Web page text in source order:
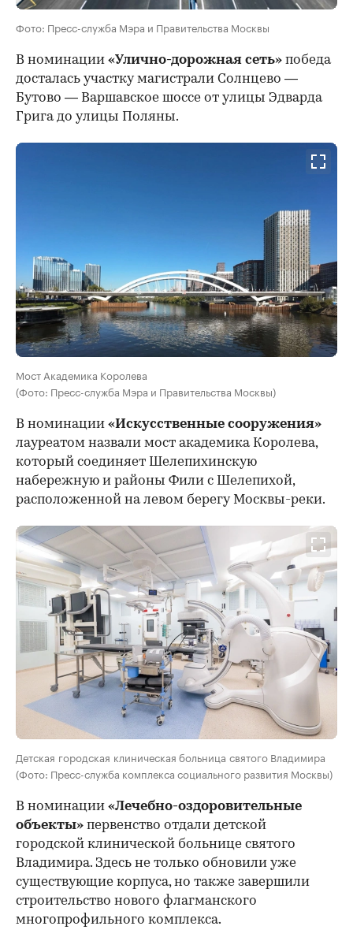
Фото: Пресс-служба Мэра и Правительства Москвы
В номинации «Улично-дорожная сеть» победа
досталась участку магистрали Солнцево —
Бутово — Варшавское шоссе от улицы Эдварда
Грига до улицы Поляны.
Мост Академика Королева
(Фото: Пресс-служба Мэра и Правительства Москвы)
В номинации «Искусственные сооружения»
лауреатом назвали мост академика Королева,
который соединяет Шелепихинскую
набережную и районы Фили с Шелепихой,
расположенной на левом берегу Москвы-реки.
Детская городская клиническая больница святого Владимира
(Фото: Пресс-служба комплекса социального развития Москвы)
В номинации «Лечебно-оздоровительные
объекты» первенство отдали детской
городской клинической больнице святого
Владимира. Здесь не только обновили уже
существующие корпуса, но также завершили
строительство нового флагманского
многопрофильного комплекса.